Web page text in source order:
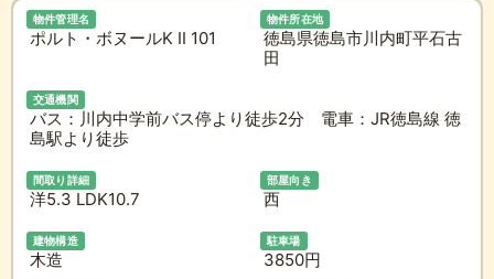
物件管理名
ポルト・ボヌールK II 101
物件所在地
徳島県徳島市川内町平石古
田
交通機関
バス：川内中学前バス停より徒歩2分 電車：JR徳島線 徳
島駅より徒歩
間取り詳細
洋5.3 LDK10.7
部屋向き
西
建物構造
木造
駐車場
3850円